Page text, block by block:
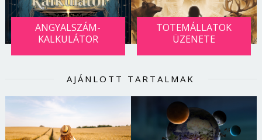
ANGYALSZÁM-
KALKULÁTOR
TOTEMÁLLATOK
ÜZENETE
AJÁNLOTT TARTALMAK